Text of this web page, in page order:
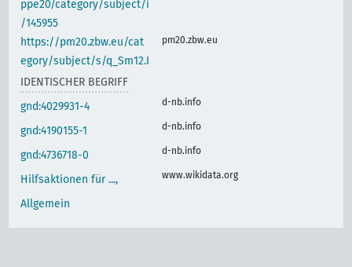
ppe20/category/subject/i
/145955
https://pm20.zbw.eu/cat
egory/subject/s/q_Sm12.I
pm20.zbw.eu
IDENTISCHER BEGRIFF
gnd:4029931-4
d-nb.info
gnd:4190155-1 d-nb.info
gnd:4736718-0 d-nb.info
Hilfsaktionen für ...,
Allgemein
www.wikidata.org